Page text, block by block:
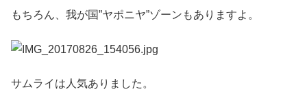
もちろん、我が国”ヤポニヤ”ゾーンもありますよ。
サムライは人気ありました。